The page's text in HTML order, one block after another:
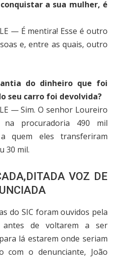
a sua mulher, é
— É mentira! Esse é outro
e, entre as quais, outro
do dinheiro que foi
seu carro foi devolvida?
— Sim. O senhor Loureiro
na procuradoria 490 mil
quem eles transferiram
30 mil.
VOZ DE
do SIC foram ouvidos pela
de voltarem a ser
lá estarem onde seriam
com o denunciante, João